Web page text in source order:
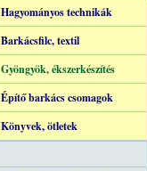
Hagyományos technikák
Barkácsfilc, textil
Gyöngyök, ékszerkészítés
Építő barkács csomagok
Könyvek, ötletek